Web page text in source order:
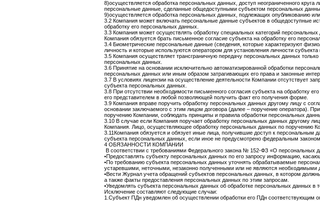
8)осуществляется обработка персональных данных, доступ неограниченного
персональные данные, сделанные общедоступными субъектом персональных
9)осуществляется обработка персональных данных, подлежащих опубликованию
3.2 Компания может включать персональные данные субъектов в общедоступные
обработку его персональных данных.
3.3 Компания может осуществлять обработку специальных категорий
Компания обязуется брать письменное согласие субъекта на обработку его
3.4 Биометрические персональные данные (сведения, которые характеризуют
личность и которые используются оператором для установления личности
3.5 Компания осуществляет трансграничную передачу персональных данных
персональных данных.
3.6 Принятие на основании исключительно автоматизированной обработки
персональных данных или иным образом затрагивающих его права и законные
3.7 В условиях лицензии на осуществление деятельности Компании отсутствует
субъекта персональных данных.
3.8 При отсутствии необходимости письменного согласия субъекта на обработку
его представителем в любой позволяющей получить факт его получения форме.
3.9 Компания вправе поручить обработку персональных данных другому лицу с
основании заключаемого с этим лицом договора (далее – поручение оператора).
поручению Компании, соблюдать принципы и правила обработки персональных
3.10 В случае если Компания поручает обработку персональных данных другому
Компания. Лицо, осуществляющее обработку персональных данных по поручению
3.11Компания обязуется и обязует иные лица, получившие доступ к
субъекта персональных данных, если иное не предусмотрено федеральным законом.
4 ОБЯЗАННОСТИ КОМПАНИИ
В соответствии с требованиями Федерального закона № 152-ФЗ «О персональных
•Предоставлять субъекту персональных данных по его запросу информацию,
•По требованию субъекта персональных данных уточнять обрабатываемые
устаревшими, неточными, незаконно полученными или не являются необходимыми
•Вести Журнал учета обращений субъектов персональных данных, в котором
а также факты предоставления персональных данных по этим запросам.
•Уведомлять субъекта персональных данных об обработке персональных данных
Исключение составляют следующие случаи:
1.Субъект ПДн уведомлен об осуществлении обработки его ПДн соответствующим